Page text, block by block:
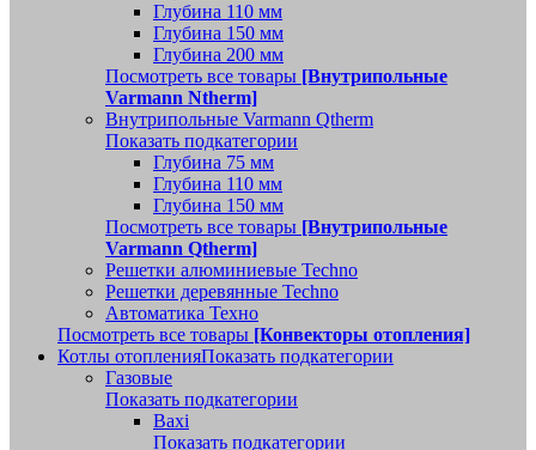
Глубина 110 мм
Глубина 150 мм
Глубина 200 мм
Посмотреть все товары [Внутрипольные
Varmann Ntherm]
Внутрипольные Varmann Qtherm
Показать подкатегории
Глубина 75 мм
Глубина 110 мм
Глубина 150 мм
Посмотреть все товары [Внутрипольные
Varmann Qtherm]
Решетки алюминиевые Techno
Решетки деревянные Techno
Автоматика Техно
Посмотреть все товары [Конвекторы отопления]
Котлы отопленияПоказать подкатегории
Газовые
Показать подкатегории
Baxi
Показать подкатегории